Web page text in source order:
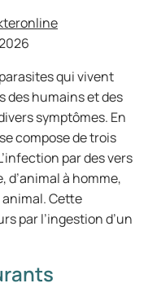
qui vivent
des humains et des
symptômes. En
compose de trois
par des vers
d’animal à homme,
animal. Cette
par l’ingestion d’un